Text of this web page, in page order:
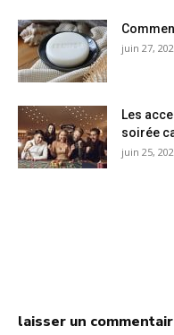
juin 27,
Les
soirée
juin 25,
laisser un